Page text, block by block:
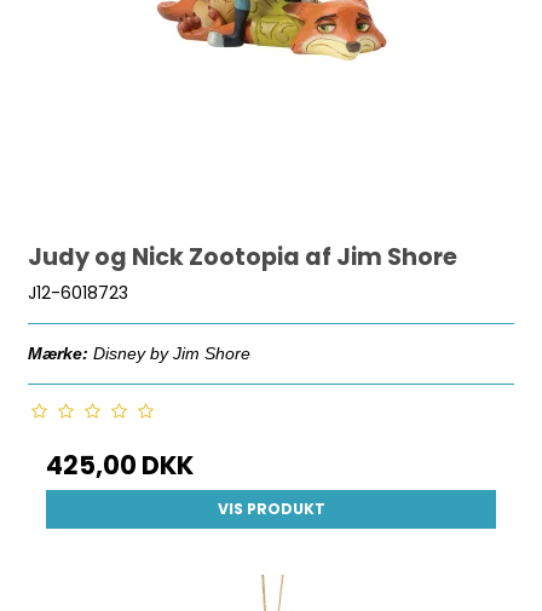
Judy og Nick Zootopia af Jim Shore
J12-6018723
Mærke: Disney by Jim Shore
425,00 DKK
VIS PRODUKT